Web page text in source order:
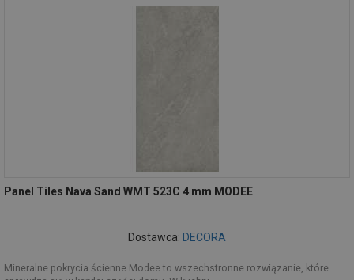
Panel Tiles Nava Sand WMT 523C 4 mm MODEE
Dostawca: DECORA
Mineralne pokrycia ścienne Modee to wszechstronne rozwiązanie, które